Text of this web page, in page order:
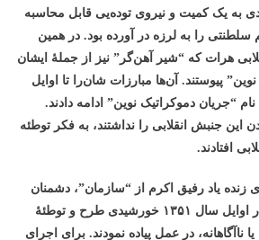
به یک کمیت و نیروی توده‌یی قابل محاسبه
را به لرزه در آورده بود. در همین
هرات که “شیر آهن‌گر” نیز از جملۀ ایشان
پیوستند. آن‌ها مبارزات شان‌را تا اوایل
“جریان دموکراتیک نوین” ادامه دادند.
این جنبش انقلابی را نداشتند، به فکر توطئه
افتادند.
زنده یاد رفیق اکرم از “سازمان”، دشمنان
خزیده در درون سازمان در اوایل سال ۱۳۵۱ خورشیدی طرح و توطئۀ
ناآگاهانه، در عمل پیاده نمودند. برای اجرای